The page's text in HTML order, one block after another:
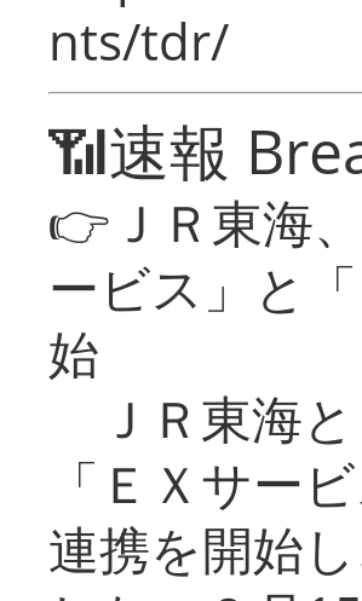
nts/tdr/
📶速報
👉ＪＲ東海
ービス」と
始
ＪＲ東海と
「ＥＸサー
連携を開始